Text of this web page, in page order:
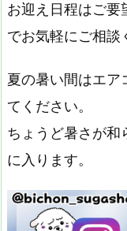
お迎え日程はご要
でお気軽にご相談
夏の暑い間はエア
てください。
ちょうど暑さが和
に入ります。